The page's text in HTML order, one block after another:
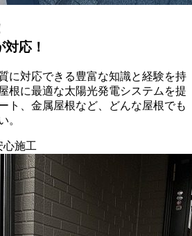
応！
に対応できる豊富な知識と経験を持
根に最適な太陽光発電システムを提
ト、金属屋根など、どんな屋根でも
。
心施工